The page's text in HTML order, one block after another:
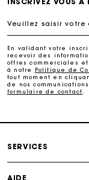
Livraison à
Veuillez saisir
En validant votre
recevoir des
offres commerciales
à notre
Politique de
tout moment en
de nos
formulaire de contact
SERVICES
AIDE